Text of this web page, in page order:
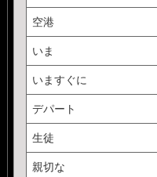
空港
いま
いますぐに
デパート
生徒
親切な